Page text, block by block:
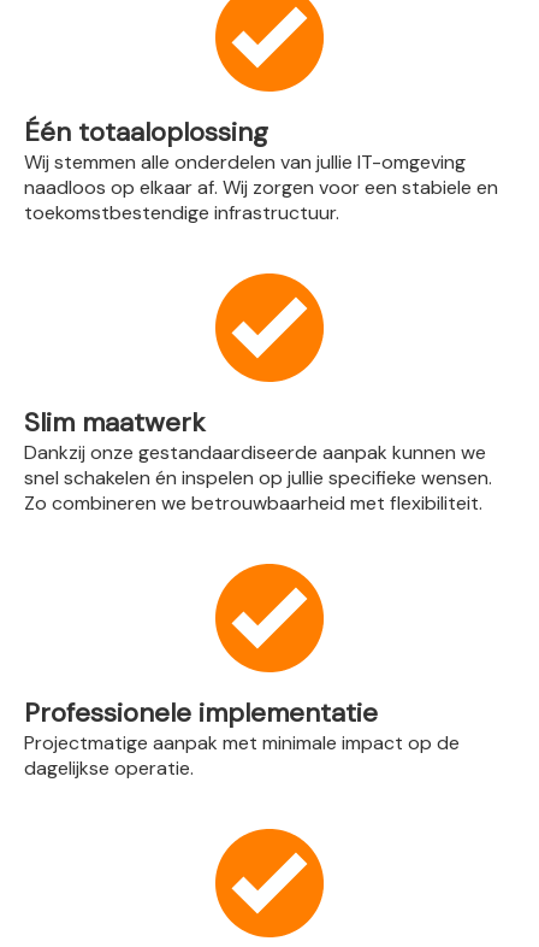
Één totaaloplossing
Wij stemmen alle onderdelen van jullie IT-omgeving
naadloos op elkaar af. Wij zorgen voor een stabiele en
toekomstbestendige infrastructuur.
Slim maatwerk
Dankzij onze gestandaardiseerde aanpak kunnen we
snel schakelen én inspelen op jullie specifieke wensen.
Zo combineren we betrouwbaarheid met flexibiliteit.
Professionele implementatie
Projectmatige aanpak met minimale impact op de
dagelijkse operatie.